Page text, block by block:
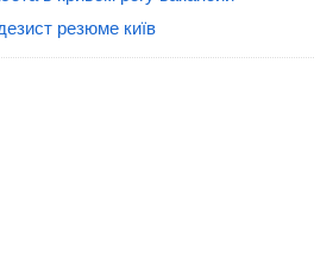
резюме київ